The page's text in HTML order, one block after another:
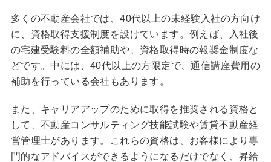
多くの不動産会社では、40代以上の未経験入社の方向け
に、資格取得支援制度を設けています。例えば、入社後
の宅建受験料の全額補助や、資格取得時の報奨金制度な
どです。中には、40代以上の方限定で、通信講座費用の
補助を行っている会社もあります。
また、キャリアアップのために取得を推奨される資格と
して、不動産コンサルティング技能試験や賃貸不動産経
営管理士があります。これらの資格は、お客様により専
門的なアドバイスができるようになるだけでなく、昇給